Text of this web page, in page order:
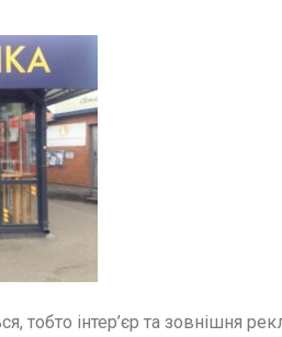
тобто інтер’єр та зовнішня